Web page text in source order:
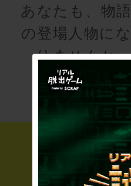
あなたも、物語
の登場人物にな
りませんか